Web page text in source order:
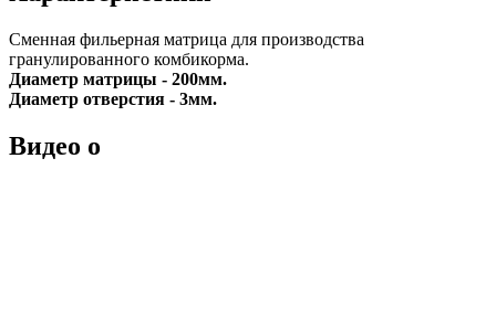
Сменная фильерная матрица для производства
гранулированного комбикорма.
Диаметр матрицы - 200мм.
Диаметр отверстия - 3мм.
Видео о